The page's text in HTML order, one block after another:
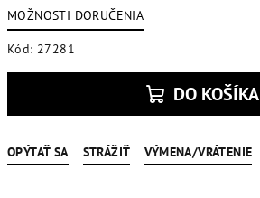
MOŽNOSTI DORUČENIA
Kód: 27281
DO KOŠÍKA
OPÝTAŤ SA STRÁŽIŤ VÝMENA/VRÁTENIE